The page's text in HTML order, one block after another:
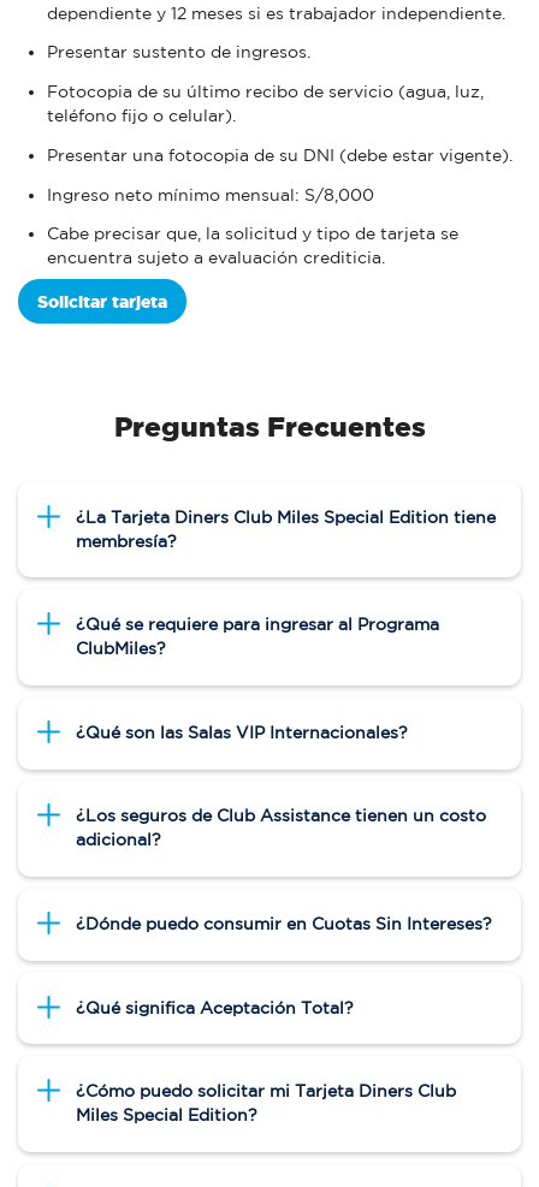
dependiente y 12 meses si es trabajador independiente.
Presentar sustento de ingresos.
Fotocopia de su último recibo de servicio (agua, luz,
teléfono fijo o celular).
Presentar una fotocopia de su DNI (debe estar vigente).
Ingreso neto mínimo mensual: S/8,000
Cabe precisar que, la solicitud y tipo de tarjeta se
encuentra sujeto a evaluación crediticia.
Solicitar tarjeta
Preguntas Frecuentes
¿La Tarjeta Diners Club Miles Special Edition tiene
membresía?
¿Qué se requiere para ingresar al Programa
ClubMiles?
¿Qué son las Salas VIP Internacionales?
¿Los seguros de Club Assistance tienen un costo
adicional?
¿Dónde puedo consumir en Cuotas Sin Intereses?
¿Qué significa Aceptación Total?
¿Cómo puedo solicitar mi Tarjeta Diners Club
Miles Special Edition?